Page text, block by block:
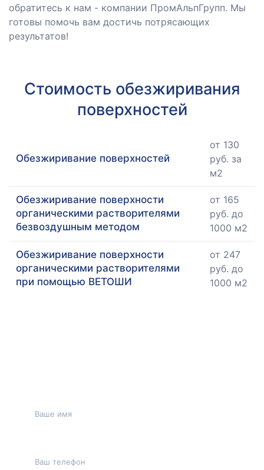
обратитесь к нам - компании ПромАльпГрупп. Мы
готовы помочь вам достичь потрясающих
результатов!
Стоимость обезжиривания
поверхностей
Обезжиривание поверхностей
от 130
руб. за
м2
Обезжиривание поверхности
органическими растворителями
безвоздушным методом
от 165
руб. до
1000 м2
Обезжиривание поверхности
органическими растворителями
при помощью ВЕТОШИ
от 247
руб. до
1000 м2